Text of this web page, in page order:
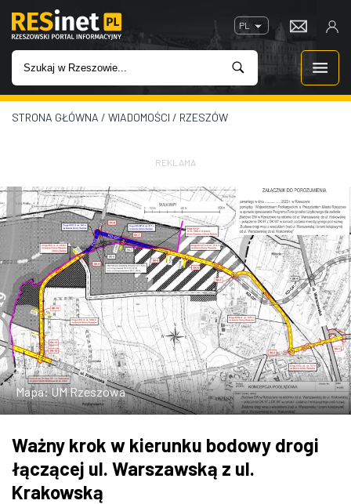
PL
WIADOMOŚCI
IMPREZY
ROZRYWKA
W KINACH
GASTRONOMIA
ZDJĘCIA
W RZESZOWIE
STRONA GŁÓWNA / WIADOMOŚCI / RZESZÓW
REKLAMA
Mapa: UM Rzeszowa
Ważny krok w kierunku bodowy drogi
łączącej ul. Warszawską z ul.
Krakowską